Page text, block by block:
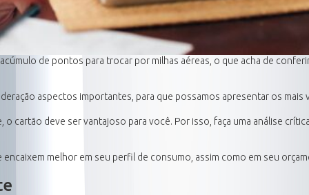
de pontos para trocar por milhas aéreas, o que acha de
aspectos importantes, para que possamos apresentar os
o cartão deve ser vantajoso para você. Por isso, faça uma análise
melhor em seu perfil de consumo, assim como em seu